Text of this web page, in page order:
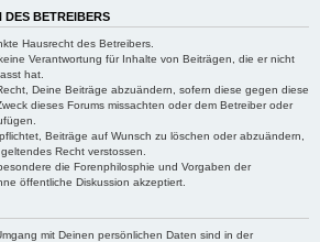
DES BETREIBERS
Hausrecht des Betreibers.
Verantwortung für Inhalte von Beiträgen, die er nicht
hat.
Deine Beiträge abzuändern, sofern diese gegen diese
dieses Forums missachten oder dem Betreiber oder
Beiträge auf Wunsch zu löschen oder abzuändern,
Recht verstossen.
die Forenphilosphie und Vorgaben der
öffentliche Diskussion akzeptiert.
mit Deinen persönlichen Daten sind in der